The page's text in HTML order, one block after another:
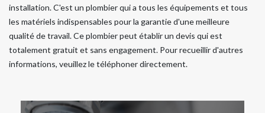
installation. C'est un plombier qui a tous les équipements et tous
les matériels indispensables pour la garantie d'une meilleure
qualité de travail. Ce plombier peut établir un devis qui est
totalement gratuit et sans engagement. Pour recueillir d'autres
informations, veuillez le téléphoner directement.